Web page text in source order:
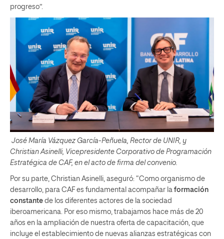
progreso”.
José María Vázquez García-Peñuela, Rector de UNIR, y
Christian Asinelli, Vicepresidente Corporativo de Programación
Estratégica de CAF, en el acto de firma del convenio.
Por su parte, Christian Asinelli, aseguró: “Como organismo de
desarrollo, para CAF es fundamental acompañar la formación
constante de los diferentes actores de la sociedad
iberoamericana. Por eso mismo, trabajamos hace más de 20
años en la ampliación de nuestra oferta de capacitación, que
incluye el establecimiento de nuevas alianzas estratégicas con